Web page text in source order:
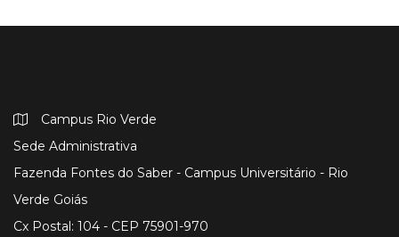
Campus Rio Verde
Sede Administrativa
Fazenda Fontes do Saber - Campus Universitário - Rio
Verde Goiás
Cx Postal: 104 - CEP 75901-970